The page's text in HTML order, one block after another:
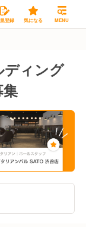
登録 気になる MENU
ディング